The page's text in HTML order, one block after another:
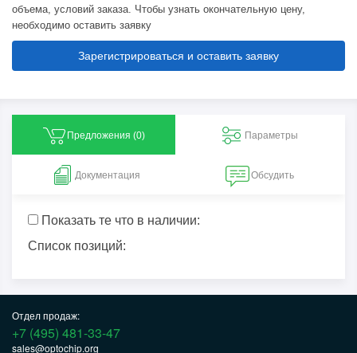
объема, условий заказа. Чтобы узнать окончательную цену,
необходимо оставить заявку
Зарегистрироваться и оставить заявку
Предложения (0) Параметры
Документация Обсудить
Показать те что в наличии:
Список позиций:
Отдел продаж:
+7 (495) 481-33-47
sales@optochip.org